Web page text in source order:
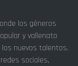
los géneros
y vallenato
los nuevos talentos.
sociales,